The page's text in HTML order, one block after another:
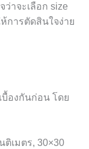
าจะเลือก size
การตัดสินใจง่าย
องกันก่อน โดย
ติเมตร, 30×30